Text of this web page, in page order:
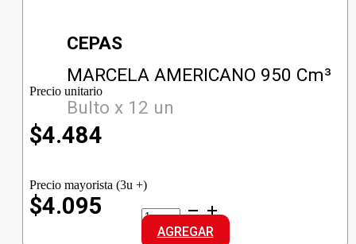
CEPAS
MARCELA AMERICANO 950 Cm³
Bulto x 12 un
Precio unitario
$4.484
Precio mayorista (3u +)
$4.095
MARCELA
AMERICANO
cantidad
AGREGAR